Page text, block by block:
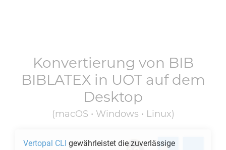
Konvertierung von BIB
BIBLATEXin UOTauf dem
Desktop
(macOS • Windows • Linux)
Vertopal CLI gewährleistet die zuverlässige